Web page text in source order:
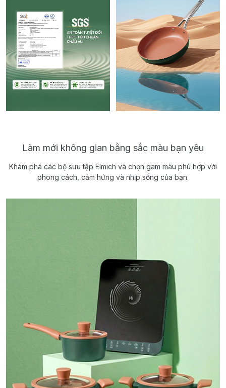
Làm mới không gian bằng sắc màu bạn yêu
Khám phá các bộ sưu tập Elmich và chọn gam màu phù hợp với
phong cách, cảm hứng và nhịp sống của bạn.